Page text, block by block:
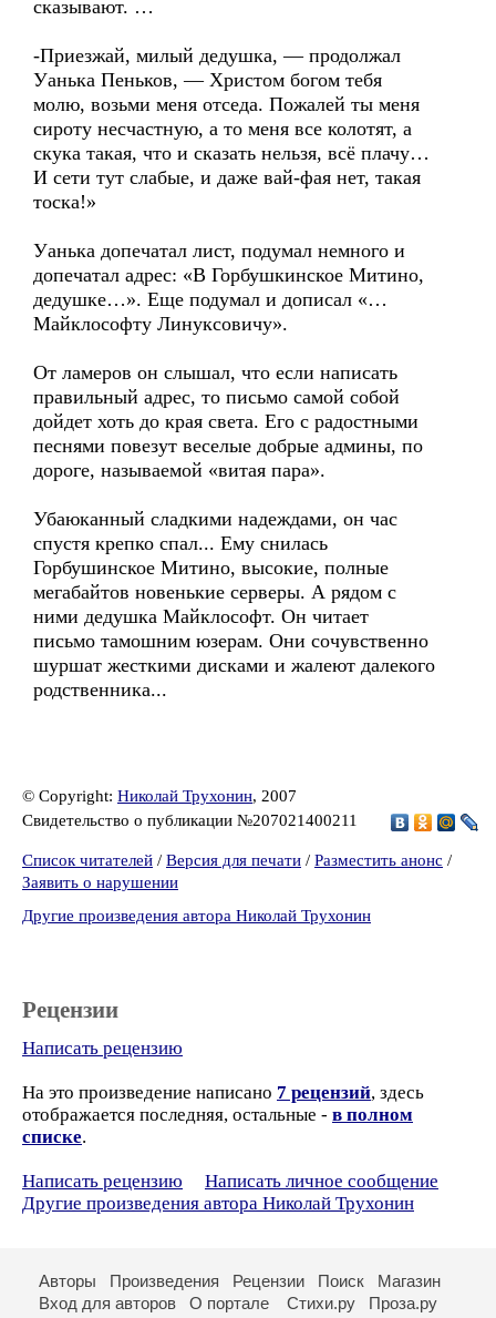
сказывают. …
-Приезжай, милый дедушка, — продолжал
Уанька Пеньков, — Христом богом тебя
молю, возьми меня отседа. Пожалей ты меня
сироту несчастную, а то меня все колотят, а
скука такая, что и сказать нельзя, всё плачу…
И сети тут слабые, и даже вай-фая нет, такая
тоска!»
Уанька допечатал лист, подумал немного и
допечатал адрес: «В Горбушкинское Митино,
дедушке…». Еще подумал и дописал «…
Майклософту Линуксовичу».
От ламеров он слышал, что если написать
правильный адрес, то письмо самой собой
дойдет хоть до края света. Его с радостными
песнями повезут веселые добрые админы, по
дороге, называемой «витая пара».
Убаюканный сладкими надеждами, он час
спустя крепко спал... Ему снилась
Горбушинское Митино, высокие, полные
мегабайтов новенькие серверы. А рядом с
ними дедушка Майклософт. Он читает
письмо тамошним юзерам. Они сочувственно
шуршат жесткими дисками и жалеют далекого
родственника...
© Copyright: Николай Трухонин, 2007
Свидетельство о публикации №207021400211
Список читателей / Версия для печати / Разместить анонс /
Заявить о нарушении
Другие произведения автора Николай Трухонин
Рецензии
Написать рецензию
На это произведение написано 7 рецензий, здесь
отображается последняя, остальные - в полном
списке.
Написать рецензию
Написать личное сообщение
Другие произведения автора Николай Трухонин
Авторы Произведения Рецензии Поиск
Магазин
Вход для авторов
О портале Стихи.ру Проза.ру